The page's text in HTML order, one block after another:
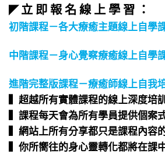
◤立 即 報 名 線 上 學 習 ：
初階課程－各大療癒主題線上自學
中階課程－身心覺察療癒線上自學
進階完整版課程－療癒師線上自我
▍超越所有實體課程的線上深度培
▍課程每天會為所有學員提供個案
▍網站上所有分享都只是課程內容
▍你所嚮往的身心靈轉化都將在課